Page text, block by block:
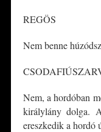
REGÖS
Nem benne
Nem, a hordóban
királylány dolga.
ereszkedik a hordó